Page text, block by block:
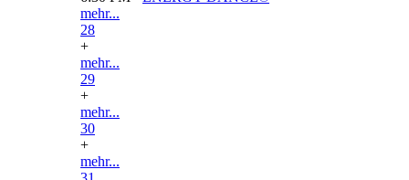
mehr...
28
+
mehr...
29
+
mehr...
30
+
mehr...